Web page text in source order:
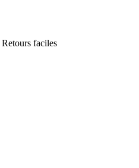
Retours faciles